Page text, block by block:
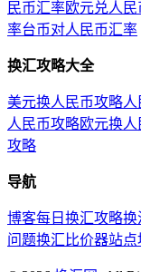
民币汇率欧元兑人
率台币对人民币汇率
换汇攻略大全
美元换人民币攻略
人民币攻略欧元换
攻略
导航
博客每日换汇攻略换
问题换汇比价器站点